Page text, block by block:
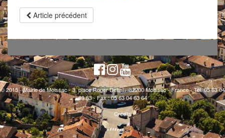
Article précédent
© 2015 - Mairie de Moissac - 3, place Roger Delthil - 82200 Moissac - France - Tél. 05 63 04
63 63 - Fax : 05 63 04 63 64
Crédits